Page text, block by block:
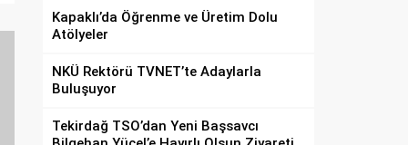
Kapaklı’da Öğrenme ve Üretim Dolu
Atölyeler
NKÜ Rektörü TVNET’te Adaylarla
Buluşuyor
Tekirdağ TSO’dan Yeni Başsavcı